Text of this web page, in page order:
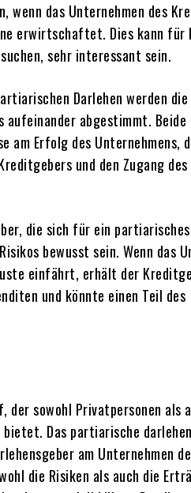
wenn das Unternehmen des
erwirtschaftet. Dies kann für
sehr interessant sein.
Darlehen werden
aufeinander abgestimmt.
am Erfolg des Unternehmens,
und den Zugang des
die sich für ein partiarisches
bewusst sein. Wenn das
einfährt, erhält der
und könnte einen Teil des
sowohl Privatpersonen als
Das partiarische
am Unternehmen
die Risiken als auch die